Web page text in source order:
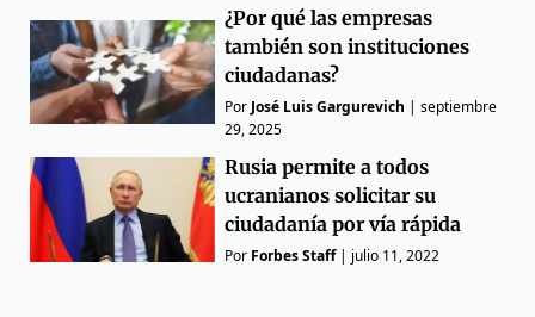
¿Por qué las empresas
también son instituciones
ciudadanas?
Por José Luis Gargurevich |septiembre
29, 2025
Rusia permite a todos
ucranianos solicitar su
ciudadanía por vía rápida
Por Forbes Staff| julio 11, 2022